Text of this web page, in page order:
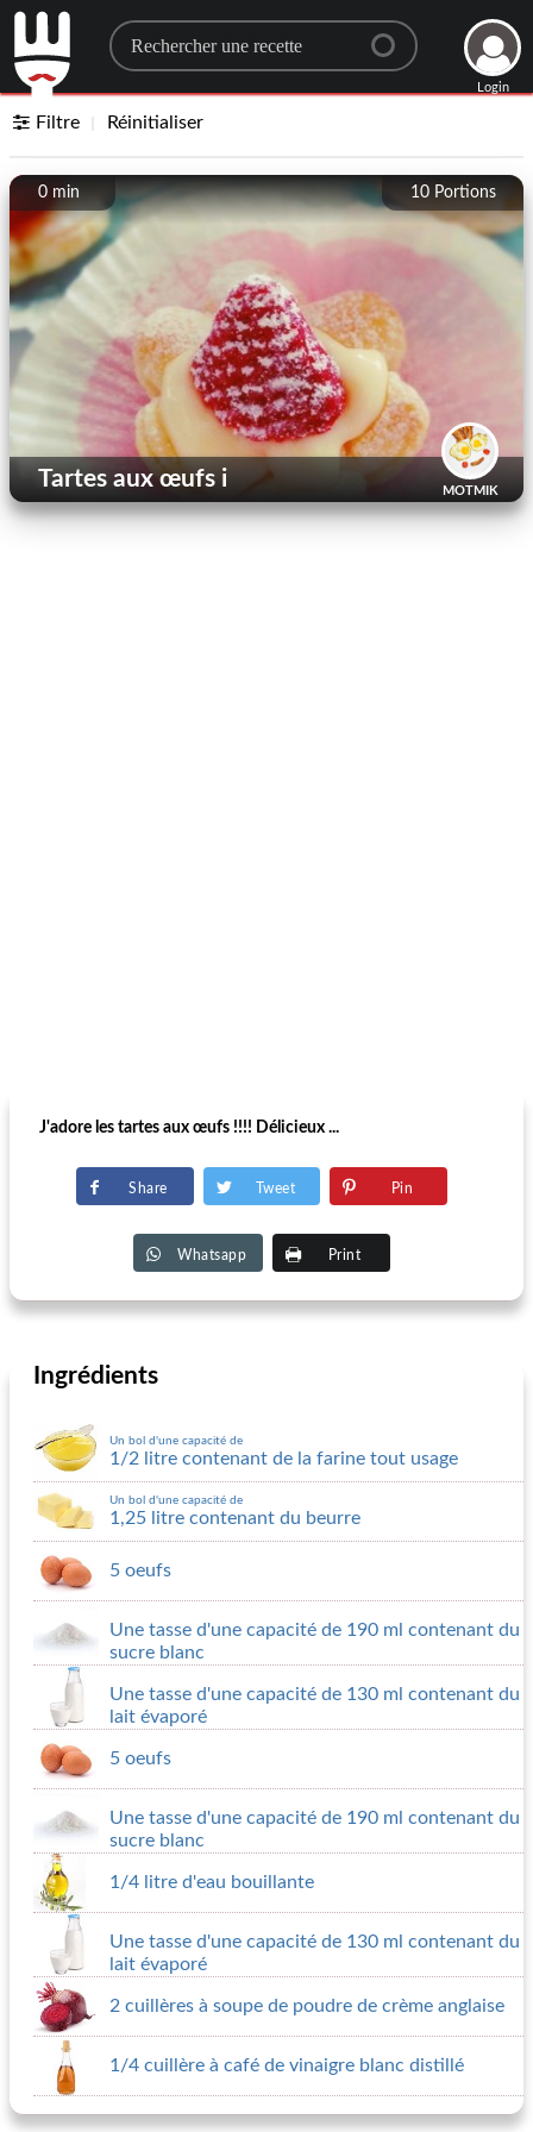
Search for a recipe
Login
Filtre Réinitialiser
10 Portions
0 min
MOTMIK
Tartes aux œufs i
J'adore les tartes aux œufs !!!! Délicieux ...
Share Tweet Pin
Whatsapp Print
Ingrédients
Un bol d'une capacité de
1/2 litre contenant de la farine tout usage
Un bol d'une capacité de
1,25 litre contenant du beurre
5 oeufs
Une tasse d'une capacité de 190 ml contenant du
sucre blanc
Une tasse d'une capacité de 130 ml contenant du
lait évaporé
5 oeufs
Une tasse d'une capacité de 190 ml contenant du
sucre blanc
1/4 litre d'eau bouillante
Une tasse d'une capacité de 130 ml contenant du
lait évaporé
2 cuillères à soupe de poudre de crème anglaise
1/4 cuillère à café de vinaigre blanc distillé